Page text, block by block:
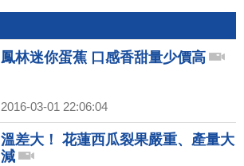
鳳林迷你蛋蕉 口感香甜量少價高
2016-03-01 22:06:04
溫差大！ 花蓮西瓜裂果嚴重、產量大
減